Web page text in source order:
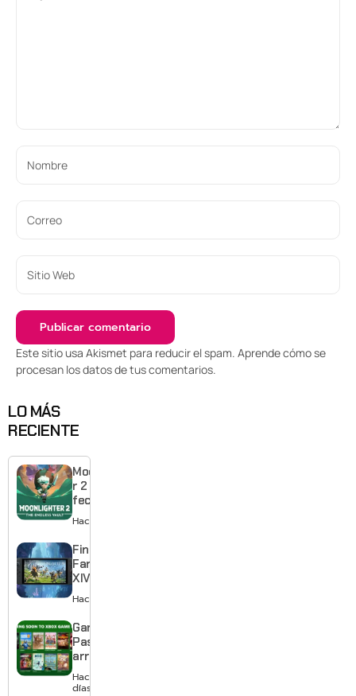
Este sitio usa Akismet para reducir el spam. Aprende cómo se
procesan los datos de tus comentarios.
LO MÁS
RECIENTE
Moonlighte
r 2 ya tiene
fecha y
puedes
quedarte
gratis con
el primero
Hace 19 horas
Final
Fantasy
XIV llega a
Switch 2 y
te deja
jugar un
mes sin
pagar
suscripción
Hace 2 días
Game
Pass
arranca
agosto
con
Hace 2
días